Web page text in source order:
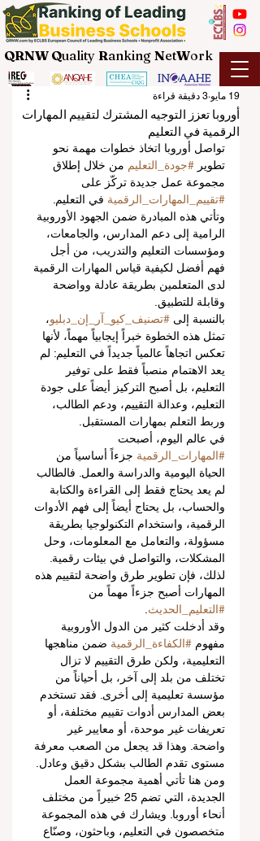
QRNW Quality Ranking NetWork
أوروبا تعزز التوجيه المشترك لتقييم المهارات
الرقمية في التعليم
19 مايو 3 دقيقة قراءة
تواصل أوروبا اتخاذ خطوات مهمة نحو
تطوير #جودة_التعليم من خلال إطلاق
مجموعة عمل جديدة تركّز على
#تقييم_المهارات_الرقمية في التعليم.
وتأتي هذه المبادرة ضمن الجهود الأوروبية
الرامية إلى دعم المدارس، والجامعات،
ومؤسسات التعليم والتدريب، من أجل
فهم أفضل لكيفية قياس المهارات الرقمية
لدى المتعلمين بطريقة عادلة وواضحة
وقابلة للتطبيق.
بالنسبة إلى #تصنيف_كيو_آر_إن_دبليو،
تمثل هذه الخطوة خبراً إيجابياً مهماً، لأنها
تعكس اتجاهاً عالمياً جديداً في التعليم: لم
يعد الاهتمام منصباً فقط على توفير
التعليم، بل أصبح التركيز أيضاً على جودة
التعليم، وعدالة التقييم، ودعم الطالب،
وربط التعلم بمهارات المستقبل.
في عالم اليوم، أصبحت
#المهارات_الرقمية جزءاً أساسياً من
الحياة اليومية والدراسة والعمل. فالطالب
لم يعد يحتاج فقط إلى القراءة والكتابة
والحساب، بل يحتاج أيضاً إلى فهم الأدوات
الرقمية، واستخدام التكنولوجيا بطريقة
مسؤولة، والتعامل مع المعلومات، وحل
المشكلات، والتواصل في بيئات رقمية.
لذلك، فإن تطوير طرق واضحة لتقييم هذه
المهارات أصبح جزءاً مهماً من
#التعليم_الحديث
وقد أدخلت كثير من الدول الأوروبية
مفهوم #الكفاءة_الرقمية ضمن مناهجها
التعليمية، ولكن طرق التقييم لا تزال
تختلف من بلد إلى آخر، بل أحياناً من
مؤسسة تعليمية إلى أخرى. فقد تستخدم
بعض المدارس أدوات تقييم مختلفة، أو
تعريفات غير موحدة، أو معايير غير
واضحة. وهذا قد يجعل من الصعب معرفة
مستوى تقدم الطالب بشكل دقيق وعادل.
ومن هنا تأتي أهمية مجموعة العمل
الجديدة، التي تضم 25 خبيراً من مختلف
أنحاء أوروبا. ويشارك في هذه المجموعة
متخصصون في التعليم، وباحثون، وصنّاع